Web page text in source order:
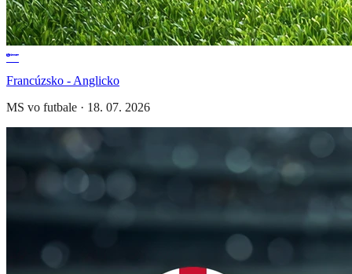
Francúzsko - Anglicko
MS vo futbale · 18. 07. 2026